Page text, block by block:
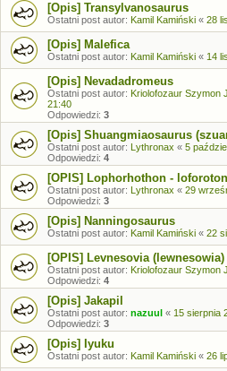
[Opis] Transylvanosaurus
Ostatni post autor: Kamil Kamiński « 28
[Opis] Malefica
Ostatni post autor: Kamil Kamiński « 14
[Opis] Nevadadromeus
Ostatni post autor: Kriolofozaur Szymon
21:40
Odpowiedzi: 3
[Opis] Shuangmiaosaurus
Ostatni post autor: Lythronax « 5
Odpowiedzi: 4
[OPIS] Lophorhothon - loforoton
Ostatni post autor: Lythronax « 29
Odpowiedzi: 3
[Opis] Nanningosaurus
Ostatni post autor: Kamil Kamiński « 22
[OPIS] Levnesovia (lewnesowia)
Ostatni post autor: Kriolofozaur Szymon
Odpowiedzi: 4
[Opis] Jakapil
Ostatni post autor: nazuul « 15 sierpnia
Odpowiedzi: 3
[Opis] Iyuku
Ostatni post autor: Kamil Kamiński « 26